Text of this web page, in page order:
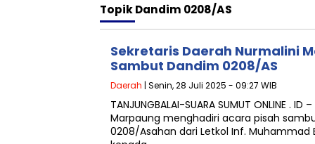
TopikDandim 0208/AS
Sekretaris Daerah Nurmalini
Sambut Dandim 0208/AS
Daerah | Senin, 28 Juli 2025 - 09:27 WIB
TANJUNGBALAI-SUARA SUMUT ONLINE .
Marpaung menghadiri acara pisah
0208/Asahan dari Letkol Inf. Muhammad